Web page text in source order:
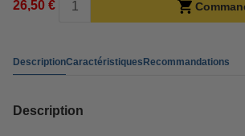
26,50 €
DescriptionCaractéristiquesRecommandations
Description